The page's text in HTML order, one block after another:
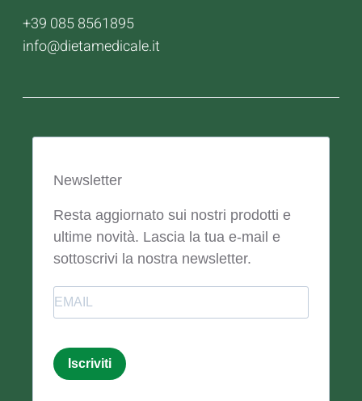
+39 085 8561895
info@dietamedicale.it
Newsletter
Resta aggiornato sui nostri prodotti e
ultime novità. Lascia la tua e-mail e
sottoscrivi la nostra newsletter.
Email
Iscriviti